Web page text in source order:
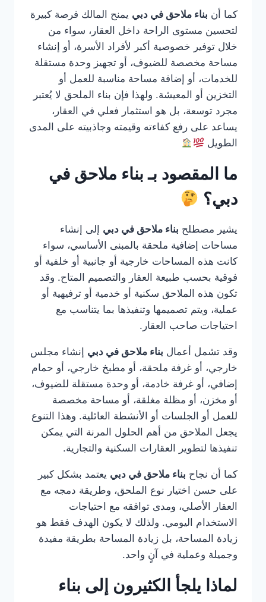
كما أن بناء ملاحق في دبي يمنح المالك فرصة كبيرة
لتحسين مستوى الراحة داخل العقار، سواء من
خلال توفير خصوصية أكبر لأفراد الأسرة، أو إنشاء
مساحة مخصصة للضيوف، أو تجهيز وحدة مستقلة
للخدمات، أو إضافة مساحة مناسبة للعمل أو
التخزين أو المعيشة. ولهذا فإن بناء الملحق لا يُعتبر
مجرد توسعة، بل هو استثمار فعلي في العقار،
يساعد على رفع كفاءته وقيمته وجاذبيته على المدى
الطويل
ما المقصود بـ بناء ملاحق في
دبي؟
يشير مصطلح بناء ملاحق في دبي إلى إنشاء
مساحات إضافية ملحقة بالمبنى الأساسي، سواء
كانت هذه المساحات خارجية أو جانبية أو خلفية أو
فوقية بحسب طبيعة العقار والتصميم المتاح. وقد
تكون هذه الملاحق سكنية أو خدمية أو ترفيهية أو
عملية، ويتم تصميمها وتنفيذها بما يتناسب مع
احتياجات صاحب العقار.
وقد تشمل أعمال بناء ملاحق في دبي إنشاء مجلس
خارجي، أو غرفة ملحقة، أو مطبخ خارجي، أو حمام
إضافي، أو غرفة خادمة، أو وحدة مستقلة للضيوف،
أو مخزن، أو مظلة مغلقة، أو مساحة مخصصة
للعمل أو الجلسات أو الأنشطة العائلية. وهذا التنوع
يجعل الملاحق من أهم الحلول المرنة التي يمكن
تنفيذها لتطوير العقارات السكنية والتجارية.
كما أن نجاح بناء ملاحق في دبي يعتمد بشكل كبير
على حسن اختيار نوع الملحق، وطريقة دمجه مع
العقار الأصلي، ومدى توافقه مع احتياجات
الاستخدام اليومي. ولذلك لا يكون الهدف فقط هو
زيادة المساحة، بل زيادة المساحة بطريقة مفيدة
وجميلة وعملية في آنٍ واحد.
لماذا يلجأ الكثيرون إلى بناء